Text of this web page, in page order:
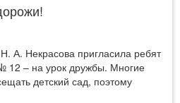
А. Некрасова пригласила ребят
12 – на урок дружбы. Многие
детский сад, поэтому